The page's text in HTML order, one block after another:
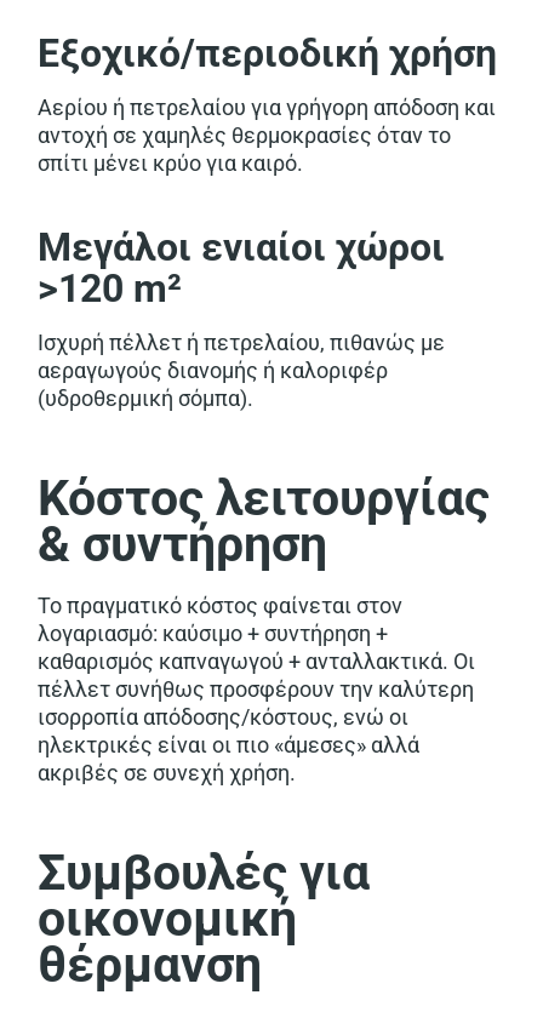
Εξοχικό/περιοδική χρήση
Αερίου ή πετρελαίου για γρήγορη απόδοση και
αντοχή σε χαμηλές θερμοκρασίες όταν το
σπίτι μένει κρύο για καιρό.
Μεγάλοι ενιαίοι χώροι
>120 m²
Ισχυρή πέλλετ ή πετρελαίου, πιθανώς με
αεραγωγούς διανομής ή καλοριφέρ
(υδροθερμική σόμπα).
Κόστος λειτουργίας
& συντήρηση
Το πραγματικό κόστος φαίνεται στον
λογαριασμό: καύσιμο + συντήρηση +
καθαρισμός καπναγωγού + ανταλλακτικά. Οι
πέλλετ συνήθως προσφέρουν την καλύτερη
ισορροπία απόδοσης/κόστους, ενώ οι
ηλεκτρικές είναι οι πιο «άμεσες» αλλά
ακριβές σε συνεχή χρήση.
Συμβουλές για
οικονομική
θέρμανση